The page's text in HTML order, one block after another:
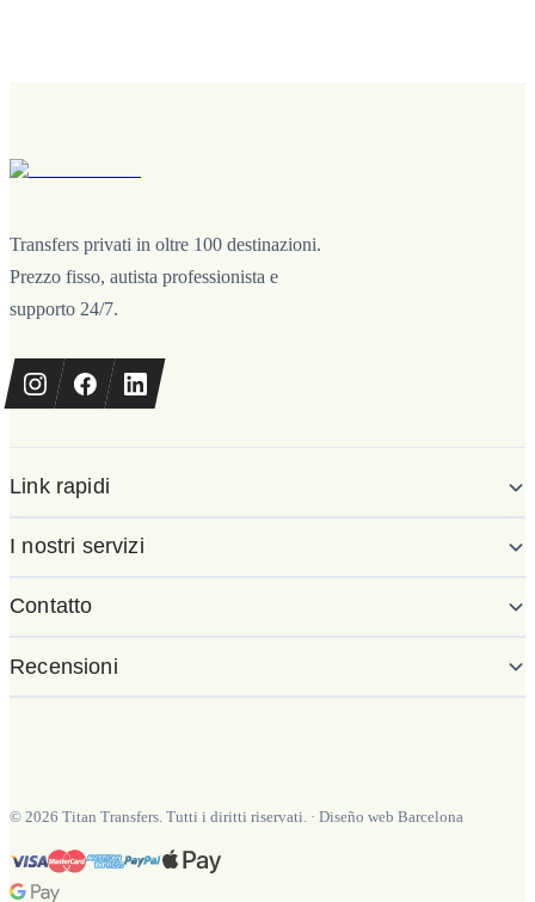
Transfers privati in oltre 100 destinazioni.
Prezzo fisso, autista professionista e
supporto 24/7.
Link rapidi
I nostri servizi
Contatto
Recensioni
© 2026 Titan Transfers. Tutti i diritti riservati. · Diseño web Barcelona